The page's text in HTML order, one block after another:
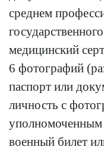
среднем
медицинский
6 фотографий
паспорт или
личность с
уполномоченным
военный билет